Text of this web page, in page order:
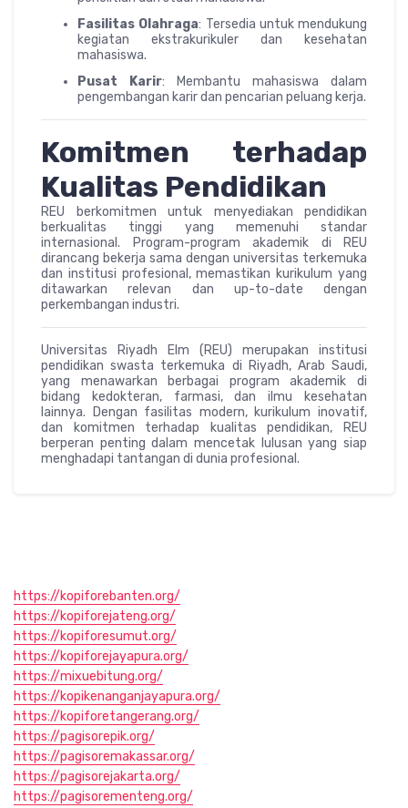
Fasilitas Olahraga: Tersedia untuk mendukung
kegiatan ekstrakurikuler dan kesehatan
mahasiswa.
Pusat Karir: Membantu mahasiswa dalam
pengembangan karir dan pencarian peluang kerja.
Komitmen terhadap
Kualitas Pendidikan
REU berkomitmen untuk menyediakan pendidikan
berkualitas tinggi yang memenuhi standar
internasional. Program-program akademik di REU
dirancang bekerja sama dengan universitas terkemuka
dan institusi profesional, memastikan kurikulum yang
ditawarkan relevan dan up-to-date dengan
perkembangan industri.
Universitas Riyadh Elm (REU) merupakan institusi
pendidikan swasta terkemuka di Riyadh, Arab Saudi,
yang menawarkan berbagai program akademik di
bidang kedokteran, farmasi, dan ilmu kesehatan
lainnya. Dengan fasilitas modern, kurikulum inovatif,
dan komitmen terhadap kualitas pendidikan, REU
berperan penting dalam mencetak lulusan yang siap
menghadapi tantangan di dunia profesional.
https://kopiforebanten.org/
https://kopiforejateng.org/
https://kopiforesumut.org/
https://kopiforejayapura.org/
https://mixuebitung.org/
https://kopikenanganjayapura.org/
https://kopiforetangerang.org/
https://pagisorepik.org/
https://pagisoremakassar.org/
https://pagisorejakarta.org/
https://pagisorementeng.org/